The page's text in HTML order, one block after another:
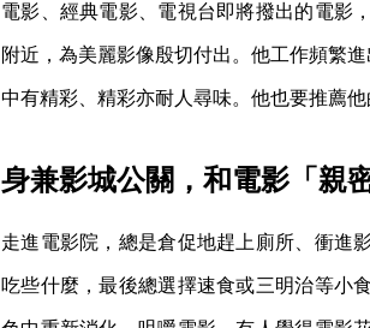
電影、經典電影、電視台即將撥出的電影
附近，為美麗影像殷切付出。他工作頻繁
中有精彩、精彩亦耐人尋味。他也要推薦
身兼影城公關，和電影「親
走進電影院，總是倉促地趕上廁所、衝進
吃些什麼，最後總選擇速食或三明治等小